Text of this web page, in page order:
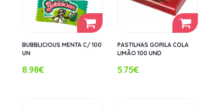
BUBBLICIOUS MENTA C/ 100
UN
8.98€
PASTILHAS GORILA COLA
LIMÃO 100 UND
5.75€